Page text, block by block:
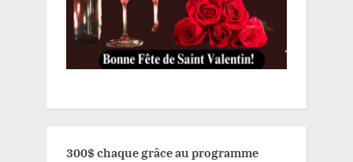
300$ chaque grâce au programme